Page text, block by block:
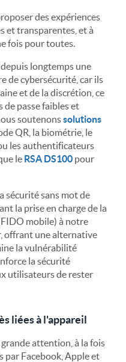
des expériences
et transparentes, et à
fois pour toutes.
longtemps une
de cybersécurité, car ils
et de la discrétion, ce
passe faibles et
soutenonssolutions
QR, la biométrie, le
les authentificateurs
le RSA DS100 pour
sécurité sans mot de
la prise en charge de la
mobile) à notre
offrant une alternative
la vulnérabilité
la sécurité
utilisateurs de rester
liées à l'appareil
attention, à la fois
par Facebook, Apple et